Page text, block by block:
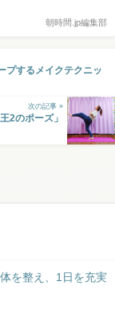
朝時間.jp編集部
プするメイクテクニッ
次の記事 »
2のポーズ」
を整え、1日を充実